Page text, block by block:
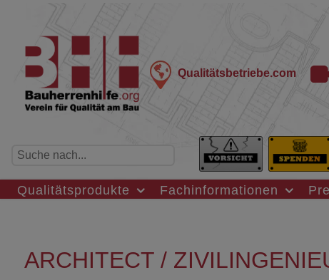
Qualitätsbetriebe.com
Qualitätsprodukte Fachinformationen
ARCHITECT /